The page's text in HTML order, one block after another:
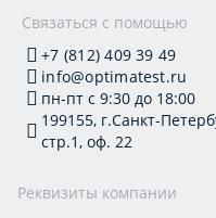
Связаться с помощью
+7 (812) 409 39 49
info@optimatest.ru
пн-пт с 9:30 до 18:00
199155, г.Санкт-
стр.1, оф. 22
Реквизиты компании